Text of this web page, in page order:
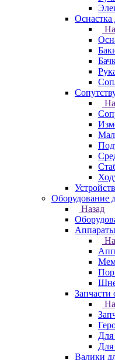
Оснастка
Оборудование
Назад
Запчасти
Для
Валики